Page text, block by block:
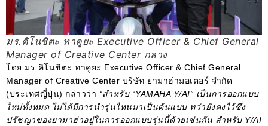
มร.คิโนชิตะ ทาคูยะ Executive Officer & Chief General
Manager of Creative Center กลาง
โดย มร.คิโนชิตะ ทาคูยะ Executive Officer & Chief General
Manager of Creative Center บริษัท ยามาฮ่ามอเตอร์ จำกัด
(ประเทศญี่ปุ่น) กล่าวว่า “สำหรับ “YAMAHA Y/AI” เป็นการออกแบบ
ใหม่ทั้งหมด ไม่ได้มีการนำรุ่นไหนมาเป็นต้นแบบ ทว่ายังคงไว้ซึ่ง
ปรัชญาของยามาฮ่าอยู่ในการออกแบบรุ่นนี้ด้วยเช่นกัน สำหรับ Y/AI